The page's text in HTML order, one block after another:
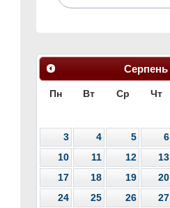
Серпень
Пн Вт Ср Чт
3
4 5 6
10
11 12 13
17
18 19 20
24
25 26 27